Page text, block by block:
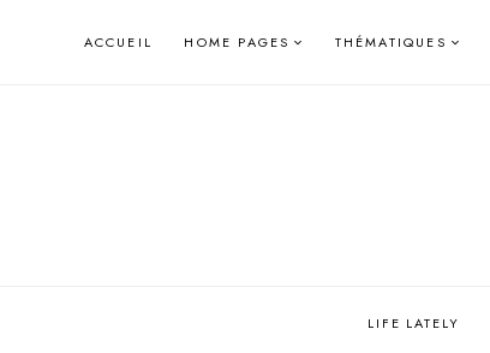
ACCUEIL HOME PAGES THÉMATIQUES
LIFE LATELY